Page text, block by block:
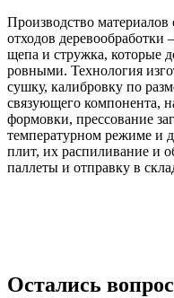
Производство
отходов деревообработки
щепа и стружка, которые
ровными. Технология
сушку, калибровку по
связующего компонента,
формовки, прессование
температурном режиме и
плит, их распиливание и
паллеты и отправку в
Остались